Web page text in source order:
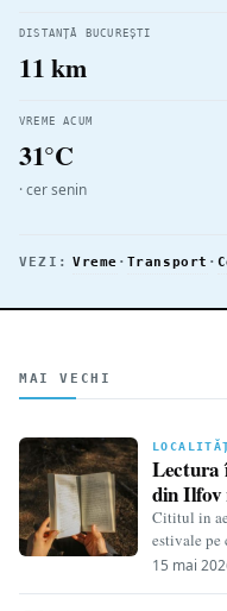
DISTANȚĂ BUCUREȘTI
11 km
VREME ACUM
31°C
· cer senin
VEZI: Vreme · Transport ·
MAI VECHI
Lectura
din Ilfov
Cititul in
estivale pe
o…
15 mai